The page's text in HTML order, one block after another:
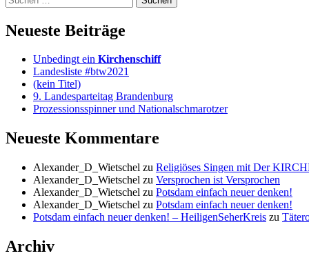
nach:
Neueste Beiträge
Unbedingt ein Kirchenschiff
Landesliste #btw2021
(kein Titel)
9. Landesparteitag Brandenburg
Prozessionsspinner und Nationalschmarotzer
Neueste Kommentare
Alexander_D_Wietschel zu Religiöses Singen mit Der
Alexander_D_Wietschel zu Versprochen ist Versprochen
Alexander_D_Wietschel zu Potsdam einfach neuer denken!
Alexander_D_Wietschel zu Potsdam einfach neuer denken!
Potsdam einfach neuer denken! – HeiligenSeherKreis zu
Archiv